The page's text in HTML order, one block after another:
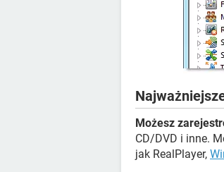
Możesz
CD/DVD i inne.
jak RealPlayer,